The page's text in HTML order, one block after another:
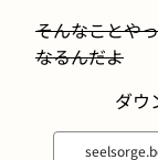
そんなことや
なるんだよ
ダウ